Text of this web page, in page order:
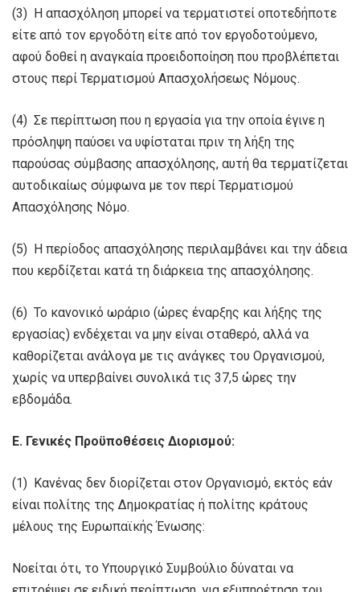
(3) Η απασχόληση μπορεί να τερματιστεί οποτεδήποτε
είτε από τον εργοδότη είτε από τον εργοδοτούμενο,
αφού δοθεί η αναγκαία προειδοποίηση που προβλέπεται
στους περί Τερματισμού Απασχολήσεως Νόμους.
(4) Σε περίπτωση που η εργασία για την οποία έγινε η
πρόσληψη παύσει να υφίσταται πριν τη λήξη της
παρούσας σύμβασης απασχόλησης, αυτή θα τερματίζεται
αυτοδικαίως σύμφωνα με τον περί Τερματισμού
Απασχόλησης Νόμο.
(5) Η περίοδος απασχόλησης περιλαμβάνει και την άδεια
που κερδίζεται κατά τη διάρκεια της απασχόλησης.
(6) Το κανονικό ωράριο (ώρες έναρξης και λήξης της
εργασίας) ενδέχεται να μην είναι σταθερό, αλλά να
καθορίζεται ανάλογα με τις ανάγκες του Οργανισμού,
χωρίς να υπερβαίνει συνολικά τις 37,5 ώρες την
εβδομάδα.
Ε. Γενικές Προϋποθέσεις Διορισμού:
(1) Κανένας δεν διορίζεται στον Οργανισμό, εκτός εάν
είναι πολίτης της Δημοκρατίας ή πολίτης κράτους
μέλους της Ευρωπαϊκής Ένωσης:
Νοείται ότι, το Υπουργικό Συμβούλιο δύναται να